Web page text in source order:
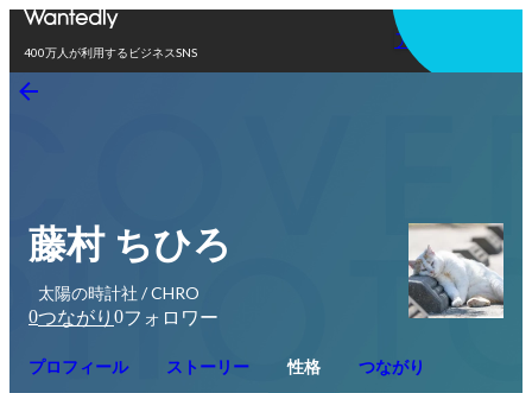
400万人が利用するビジネスSNS
アプリを使う
藤村 ちひろ
太陽の時計社 / CHRO
0つながり 0フォロワー
プロフィール ストーリー 性格 つながり